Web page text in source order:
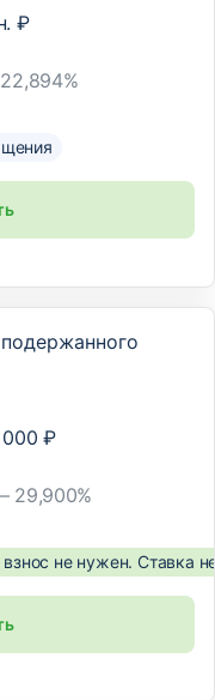
₽
₽
29,900%
не нужен. Ставка